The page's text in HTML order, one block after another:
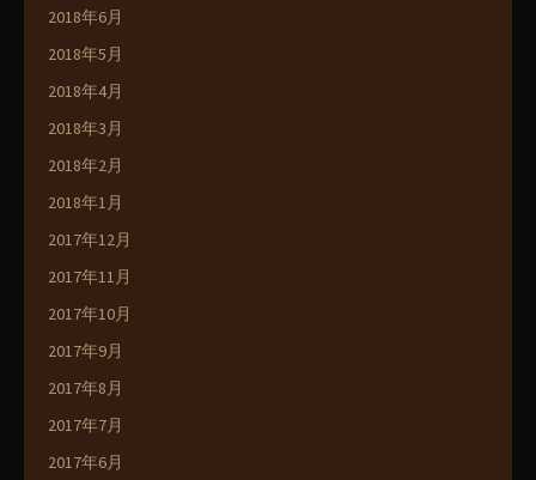
2018年6月
2018年5月
2018年4月
2018年3月
2018年2月
2018年1月
2017年12月
2017年11月
2017年10月
2017年9月
2017年8月
2017年7月
2017年6月